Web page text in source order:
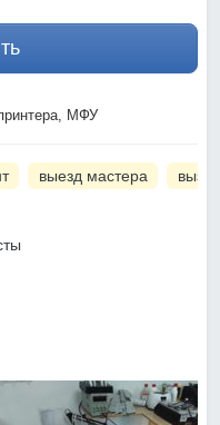
МФУ
выезд мастера